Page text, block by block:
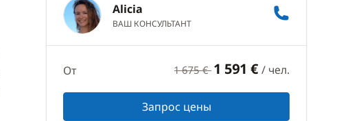
Alicia
ВАШ КОНСУЛЬТАНТ
От 1 675 € 1 591 €/ чел.
Запрос цены